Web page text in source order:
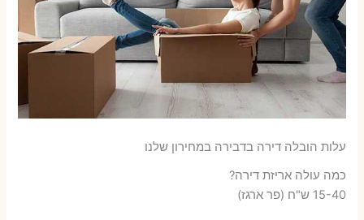
עלות הובלה דירה בדבירה במחירון שלנו
כמה עולה אריזת דירה​?
15-40 ש"ח (פר ארגז)